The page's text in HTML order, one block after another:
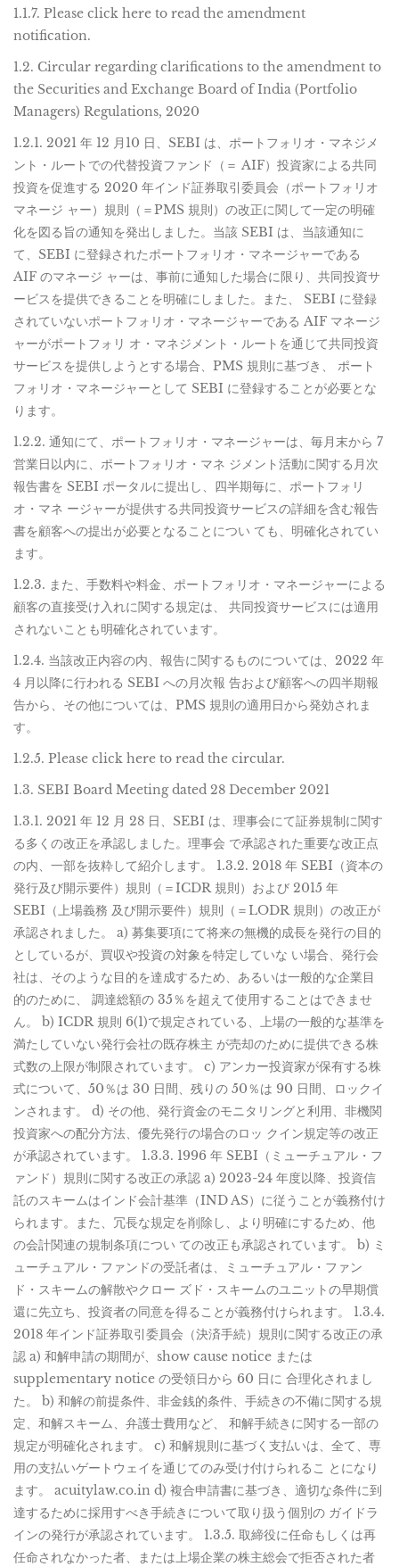
1.1.7. Please click here to read the amendment
notification.
1.2. Circular regarding clarifications to the amendment to
the Securities and Exchange Board of India (Portfolio
Managers) Regulations, 2020
1.2.1. 2021 年 12 月10 日、SEBI は、ポートフォリオ・マネジメ
ント・ルートでの代替投資ファンド（＝ AIF）投資家による共同
投資を促進する 2020 年インド証券取引委員会（ポートフォリオ
マネージ ャー）規則（＝PMS 規則）の改正に関して一定の明確
化を図る旨の通知を発出しました。当該 SEBI は、当該通知に
て、SEBI に登録されたポートフォリオ・マネージャーである
AIF のマネージ ャーは、事前に通知した場合に限り、共同投資サ
ービスを提供できることを明確にしました。また、 SEBI に登録
されていないポートフォリオ・マネージャーである AIF マネージ
ャーがポートフォリ オ・マネジメント・ルートを通じて共同投資
サービスを提供しようとする場合、PMS 規則に基づき、 ポート
フォリオ・マネージャーとして SEBI に登録することが必要とな
ります。
1.2.2. 通知にて、ポートフォリオ・マネージャーは、毎月末から 7
営業日以内に、ポートフォリオ・マネ ジメント活動に関する月次
報告書を SEBI ポータルに提出し、四半期毎に、ポートフォリ
オ・マネ ージャーが提供する共同投資サービスの詳細を含む報告
書を顧客への提出が必要となることについ ても、明確化されてい
ます。
1.2.3. また、手数料や料金、ポートフォリオ・マネージャーによる
顧客の直接受け入れに関する規定は、 共同投資サービスには適用
されないことも明確化されています。
1.2.4. 当該改正内容の内、報告に関するものについては、2022 年
4 月以降に行われる SEBI への月次報 告および顧客への四半期報
告から、その他については、PMS 規則の適用日から発効されま
す。
1.2.5. Please click here to read the circular.
1.3. SEBI Board Meeting dated 28 December 2021
1.3.1. 2021 年 12 月 28 日、SEBI は、理事会にて証券規制に関す
る多くの改正を承認しました。理事会 で承認された重要な改正点
の内、一部を抜粋して紹介します。 1.3.2. 2018 年 SEBI（資本の
発行及び開示要件）規則（＝ICDR 規則）および 2015 年
SEBI（上場義務 及び開示要件）規則（＝LODR 規則）の改正が
承認されました。 a) 募集要項にて将来の無機的成長を発行の目的
としているが、買収や投資の対象を特定していな い場合、発行会
社は、そのような目的を達成するため、あるいは一般的な企業目
的のために、 調達総額の 35％を超えて使用することはできませ
ん。 b) ICDR 規則 6(1)で規定されている、上場の一般的な基準を
満たしていない発行会社の既存株主 が売却のために提供できる株
式数の上限が制限されています。 c) アンカー投資家が保有する株
式について、50％は 30 日間、残りの 50％は 90 日間、ロックイ
ンされます。 d) その他、発行資金のモニタリングと利用、非機関
投資家への配分方法、優先発行の場合のロッ クイン規定等の改正
が承認されています。 1.3.3. 1996 年 SEBI（ミューチュアル・フ
ァンド）規則に関する改正の承認 a) 2023-24 年度以降、投資信
託のスキームはインド会計基準（IND AS）に従うことが義務付け
られます。また、冗長な規定を削除し、より明確にするため、他
の会計関連の規制条項につい ての改正も承認されています。 b) ミ
ューチュアル・ファンドの受託者は、ミューチュアル・ファン
ド・スキームの解散やクロー ズド・スキームのユニットの早期償
還に先立ち、投資者の同意を得ることが義務付けられます。 1.3.4.
2018 年インド証券取引委員会（決済手続）規則に関する改正の承
認 a) 和解申請の期間が、show cause notice または
supplementary notice の受領日から 60 日に 合理化されまし
た。 b) 和解の前提条件、非金銭的条件、手続きの不備に関する規
定、和解スキーム、弁護士費用など、 和解手続きに関する一部の
規定が明確化されます。 c) 和解規則に基づく支払いは、全て、専
用の支払いゲートウェイを通じてのみ受け付けられるこ とになり
ます。 acuitylaw.co.in d) 複合申請書に基づき、適切な条件に到
達するために採用すべき手続きについて取り扱う個別の ガイドラ
インの発行が承認されています。 1.3.5. 取締役に任命もしくは再
任命されなかった者、または上場企業の株主総会で拒否された者